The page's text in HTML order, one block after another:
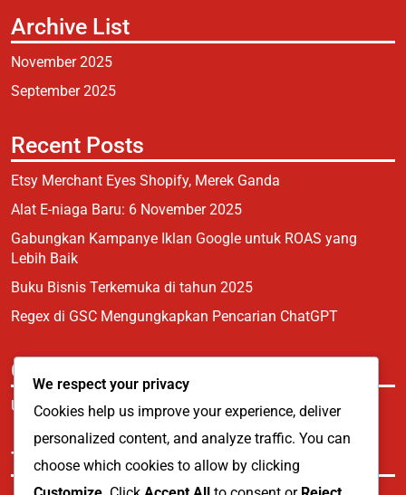
Archive List
November 2025
September 2025
Recent Posts
Etsy Merchant Eyes Shopify, Merek Ganda
Alat E-niaga Baru: 6 November 2025
Gabungkan Kampanye Iklan Google untuk ROAS yang
Lebih Baik
Buku Bisnis Terkemuka di tahun 2025
Regex di GSC Mengungkapkan Pencarian ChatGPT
Categories
Uncategorized
Tags
We respect your privacy
Cookies help us improve your experience, deliver
personalized content, and analyze traffic. You can
choose which cookies to allow by clicking